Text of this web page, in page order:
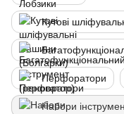
Кутові
Перфоратори
Набори